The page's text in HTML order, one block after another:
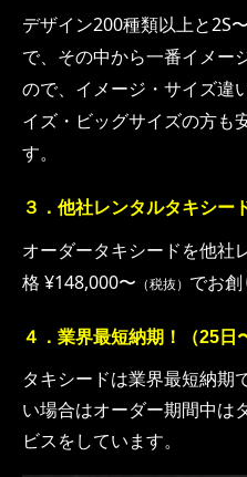
デザイン200種類以上と2S
で、その中から一番イメー
ので、イメージ・サイズ違
イズ・ビッグサイズの方も
す。
３．他社レンタルタキシー
オーダータキシードを他社
格 ¥148,000〜 （税抜） でお創
４．業界最短納期！（25日
タキシードは業界最短納期
い場合はオーダー期間中は
ビスをしています。